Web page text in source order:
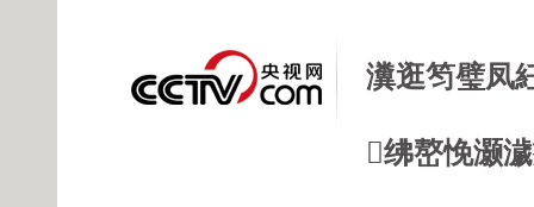
瀵逛笉璧凤
绋嶅悗灏